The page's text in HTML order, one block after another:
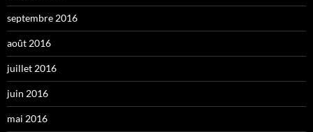
septembre 2016
août 2016
juillet 2016
juin 2016
mai 2016